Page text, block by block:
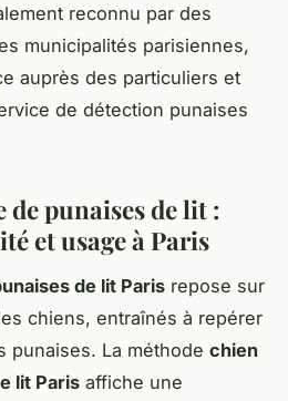
reconnu par des
municipalités parisiennes,
auprès des particuliers et
de détection punaises
punaises de lit :
et usage à Paris
de lit Paris repose sur
chiens, entraînés à repérer
punaises. La méthode chien
lit Paris affiche une